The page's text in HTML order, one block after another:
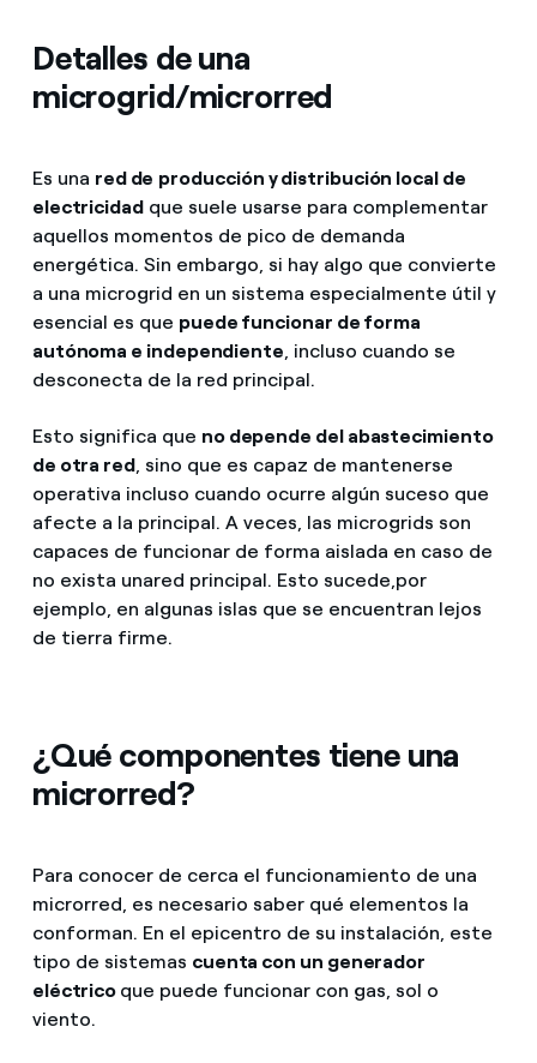
Detalles de una
microgrid/microrred
Es una red de producción y distribución local de
electricidadque suele usarse para complementar
aquellos momentos de pico de demanda
energética. Sin embargo, si hay algo que convierte
a una microgrid en un sistema especialmente útil y
esencial es que puede funcionar de forma
autónoma e independiente, incluso cuando se
desconecta de la red principal.
Esto significa que no depende del abastecimiento
de otra red, sino que es capaz de mantenerse
operativa incluso cuando ocurre algún suceso que
afecte a la principal. A veces, las microgrids son
capaces de funcionar de forma aislada en caso de
no exista unared principal. Esto sucede,por
ejemplo, en algunas islas que se encuentran lejos
de tierra firme.
¿Qué componentes tiene una
microrred?
Para conocer de cerca el funcionamiento de una
microrred, es necesario saber qué elementos la
conforman. En el epicentro de su instalación, este
tipo de sistemas cuenta con un generador
eléctrico que puede funcionar con gas, sol o
viento.